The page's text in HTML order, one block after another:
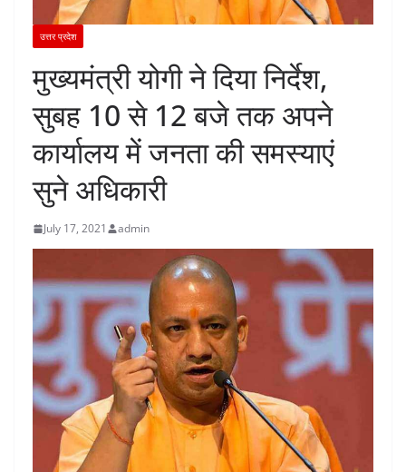
उत्तर प्रदेश
मुख्यमंत्री योगी ने दिया निर्देश,
सुबह 10 से 12 बजे तक अपने
कार्यालय में जनता की समस्याएं
सुने अधिकारी
July 17, 2021 admin